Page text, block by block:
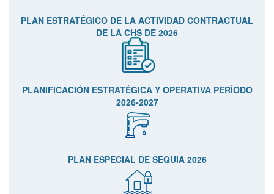
PLAN ESTRATÉGICO DE LA ACTIVIDAD CONTRACTUAL
DE LA CHS DE 2026
PLANIFICACIÓN ESTRATÉGICA Y OPERATIVA PERÍODO
2026-2027
PLAN ESPECIAL DE SEQUIA 2026